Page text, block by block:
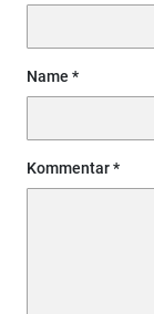
Name
Kommentar